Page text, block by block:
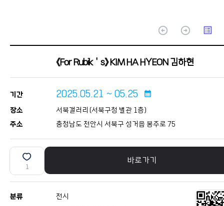
arrow_circle_up arrow_circle_up list_alt
《For Rubik＇s》 KIM HA HYEON 김하현
기간 2025.05.21 ~ 05.25 calendar_month
장소
서북갤러리(서북구청 별관 1층)
주소
충청남도 천안시 서북구 성거읍 봉주로 75
1
바로가기
분류
전시